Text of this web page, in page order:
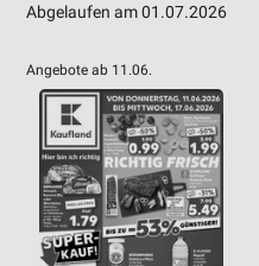
Abgelaufen am 01.07.2026
Angebote ab 11.06.